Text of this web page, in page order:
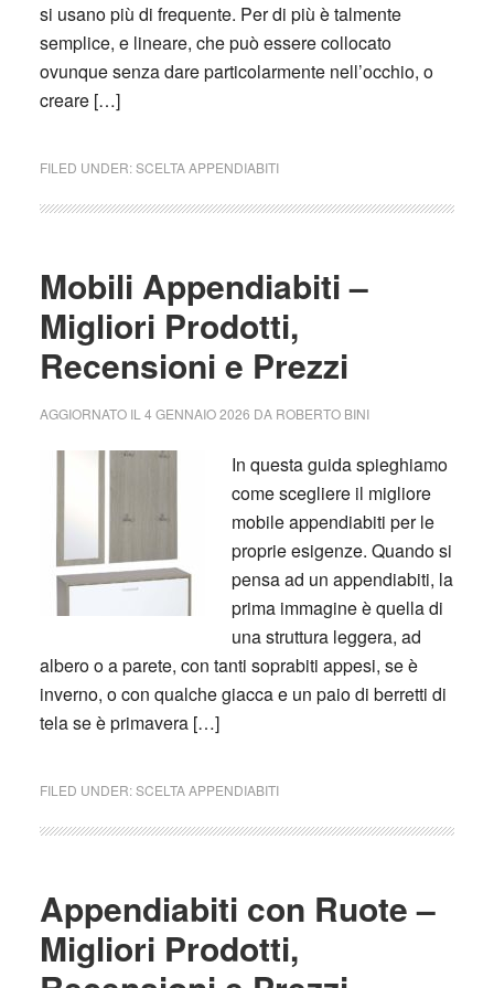
si usano più di frequente. Per di più è talmente
semplice, e lineare, che può essere collocato
ovunque senza dare particolarmente nell’occhio, o
creare […]
FILED UNDER:SCELTA APPENDIABITI
Mobili Appendiabiti –
Migliori Prodotti,
Recensioni e Prezzi
AGGIORNATO IL 4 GENNAIO 2026 DA ROBERTO BINI
In questa guida spieghiamo
come scegliere il migliore
mobile appendiabiti per le
proprie esigenze. Quando si
pensa ad un appendiabiti, la
prima immagine è quella di
una struttura leggera, ad
albero o a parete, con tanti soprabiti appesi, se è
inverno, o con qualche giacca e un paio di berretti di
tela se è primavera […]
FILED UNDER:SCELTA APPENDIABITI
Appendiabiti con Ruote –
Migliori Prodotti,